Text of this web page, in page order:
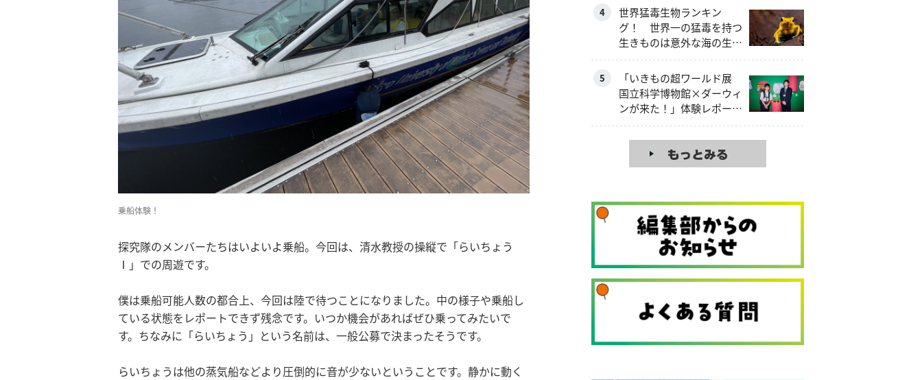
乗船体験！
探究隊のメンバーたちはいよいよ乗船。今回は、清水教授の操縦で「らいちょう
Ⅰ」での周遊です。
僕は乗船可能人数の都合上、今回は陸で待つことになりました。中の様子や乗船し
ている状態をレポートできず残念です。いつか機会があればぜひ乗ってみたいで
す。ちなみに「らいちょう」という名前は、一般公募で決まったそうです。
らいちょうは他の蒸気船などより圧倒的に音が少ないということです。静かに動く
4
世界猛毒生物ランキン
グ！ 世界一の猛毒を持つ
生きものは意外な海の生き
もの!?
5
「いきもの超ワールド展
国立科学博物館×ダーウィ
ンが来た！」体験レポー
ト！見どころを昆虫大好き
中学生研究員が解説